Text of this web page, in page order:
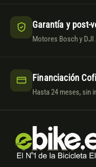
Garantía y post-
Motores Bosch y
Financiación
Hasta 24 meses, sin